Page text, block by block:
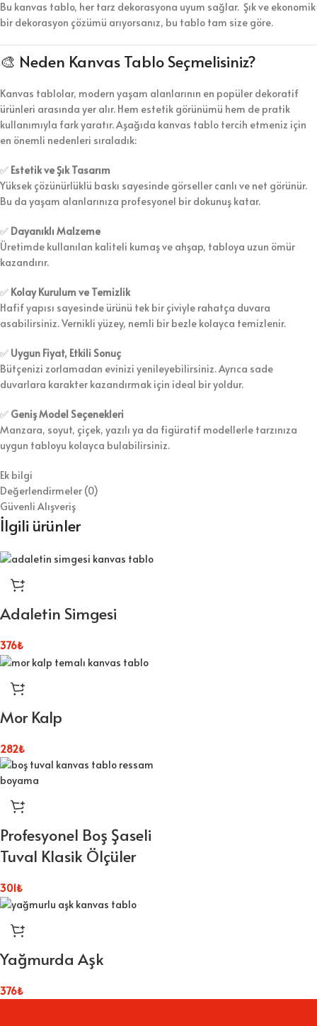
Bu kanvas tablo, her tarz dekorasyona uyum sağlar. Şık ve ekonomik
bir dekorasyon çözümü arıyorsanız, bu tablo tam size göre.
🎨 Neden Kanvas Tablo Seçmelisiniz?
Kanvas tablolar, modern yaşam alanlarının en popüler dekoratif
ürünleri arasında yer alır. Hem estetik görünümü hem de pratik
kullanımıyla fark yaratır. Aşağıda kanvas tablo tercih etmeniz için
en önemli nedenleri sıraladık:
✅ Estetik ve Şık Tasarım
Yüksek çözünürlüklü baskı sayesinde görseller canlı ve net görünür.
Bu da yaşam alanlarınıza profesyonel bir dokunuş katar.
✅ Dayanıklı Malzeme
Üretimde kullanılan kaliteli kumaş ve ahşap, tabloya uzun ömür
kazandırır.
✅ Kolay Kurulum ve Temizlik
Hafif yapısı sayesinde ürünü tek bir çiviyle rahatça duvara
asabilirsiniz. Vernikli yüzey, nemli bir bezle kolayca temizlenir.
✅ Uygun Fiyat, Etkili Sonuç
Bütçenizi zorlamadan evinizi yenileyebilirsiniz. Ayrıca sade
duvarlara karakter kazandırmak için ideal bir yoldur.
✅ Geniş Model Seçenekleri
Manzara, soyut, çiçek, yazılı ya da figüratif modellerle tarzınıza
uygun tabloyu kolayca bulabilirsiniz.
Ek bilgi
Değerlendirmeler (0)
Güvenli Alışveriş
İlgili ürünler
Adaletin Simgesi
376₺
Mor Kalp
282₺
Profesyonel Boş Şaseli
Tuval Klasik Ölçüler
301₺
Yağmurda Aşk
376₺